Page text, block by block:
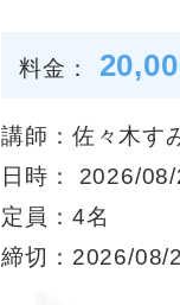
料金：
講師：佐々木す
日時： 2026/
定員：4名
締切：2026/08/